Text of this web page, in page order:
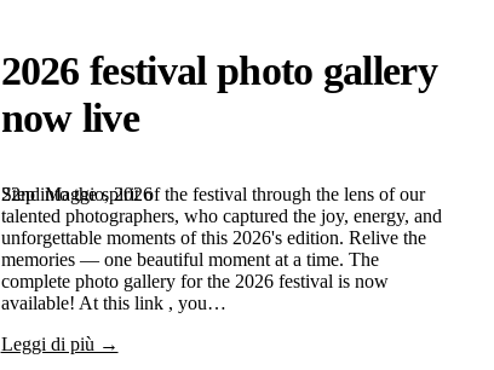
2026 festival photo gallery
now live
22nd Maggio, 2026
Step into the spirit of the festival through the lens of our
talented photographers, who captured the joy, energy, and
unforgettable moments of this 2026's edition. Relive the
memories — one beautiful moment at a time. The
complete photo gallery for the 2026 festival is now
available! At this link , you…
Leggi di più →